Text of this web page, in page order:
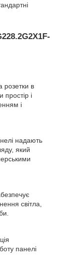
розетки в
і
і
надають
який
світла,
панелі